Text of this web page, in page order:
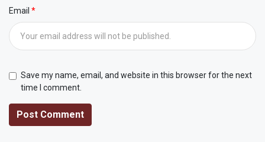
Email
Save my name, email, and website in this browser for the next
time I comment.
Post Comment